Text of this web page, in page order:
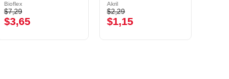
Bioflex
$7,29
$3,65
Akril
$2,29
$1,15